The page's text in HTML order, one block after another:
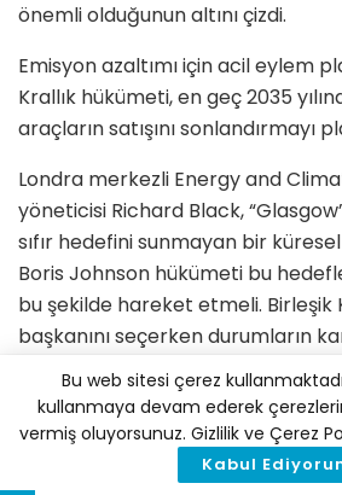
önemli olduğunun altını çizdi.
Emisyon azaltımı için acil eylem
Krallık hükümeti, en geç 2035
araçların satışını sonlandırmayı
Londra merkezli Energy and
yöneticisi Richard Black,
sıfır hedefini sunmayan bir
Boris Johnson hükümeti bu
bu şekilde hareket etmeli. Birleşik
başkanını seçerken durumların
diplomasiyi anlayacak, müzakere
yeteneğine sahip bir isim
Birleşik Krallık halen 2050 net sıfır
yaklaşamadı. İklim Değişikliği
Bu web sitesi çerez
kullanmaya devam ederek
vermiş oluyorsunuz. Gizlilik ve Çerez
Kabul